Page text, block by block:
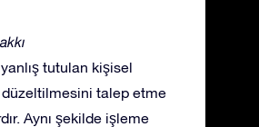
tutulan kişisel
talep etme
Aynı şekilde işleme